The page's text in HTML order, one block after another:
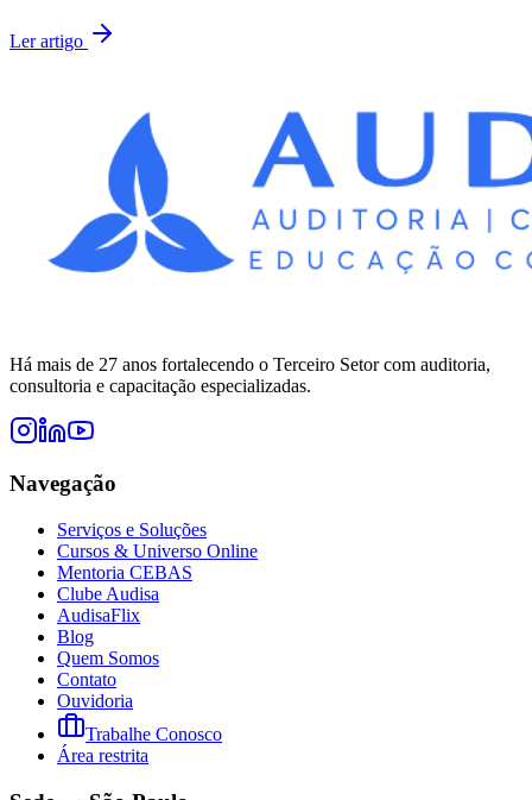
Ler artigo
Há mais de 27 anos fortalecendo o Terceiro Setor com auditoria,
consultoria e capacitação especializadas.
Navegação
Serviços e Soluções
Cursos & Universo Online
Mentoria CEBAS
Clube Audisa
AudisaFlix
Blog
Quem Somos
Contato
Ouvidoria
Trabalhe Conosco
Área restrita